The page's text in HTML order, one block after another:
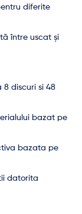
diferite
între uscat și
discuri si 48
bazat pe
bazata pe
datorita